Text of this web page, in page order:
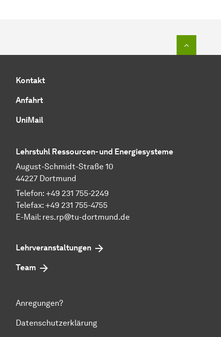
Kontakt
Anfahrt
UniMail
Lehrstuhl Ressourcen- und Energiesysteme
August-Schmidt-Straße 10
44227 Dortmund
Telefon: +49 231 755-2249
Telefax: +49 231 755-4755
E-Mail: res.rp@tu-dortmund.de
Lehrveranstaltungen
Team
Anregungen?
Datenschutzerklärung